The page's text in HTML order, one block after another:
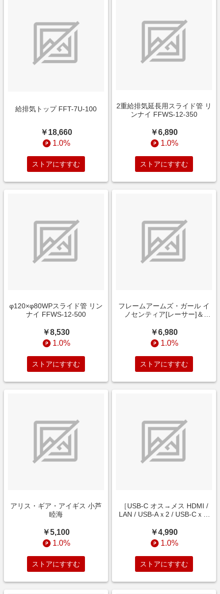
給排気トップ FFT-7U-100
￥18,660
1.0%
ストアにすすむ
2重給排気延長用スライド管 リ
ンナイ FFWS-12-350
￥6,890
1.0%
ストアにすすむ
φ120×φ80WPスライド管 リン
ナイ FFWS-12-500
￥8,530
1.0%
ストアにすすむ
フレームアームズ・ガール イ
ノセンティア[レーサー]＆
Ver．]
￥6,980
1.0%
ストアにすすむ
アリス・ギア・アイギス 小芦
睦海
￥5,100
1.0%
ストアにすすむ
［USB-C オス→メス HDMI /
LAN / USB-Aｘ2 / USB-Cｘ2]
ステーション グレー
A8365NA1 [USB Power
Delivery対応]
￥4,990
1.0%
ストアにすすむ